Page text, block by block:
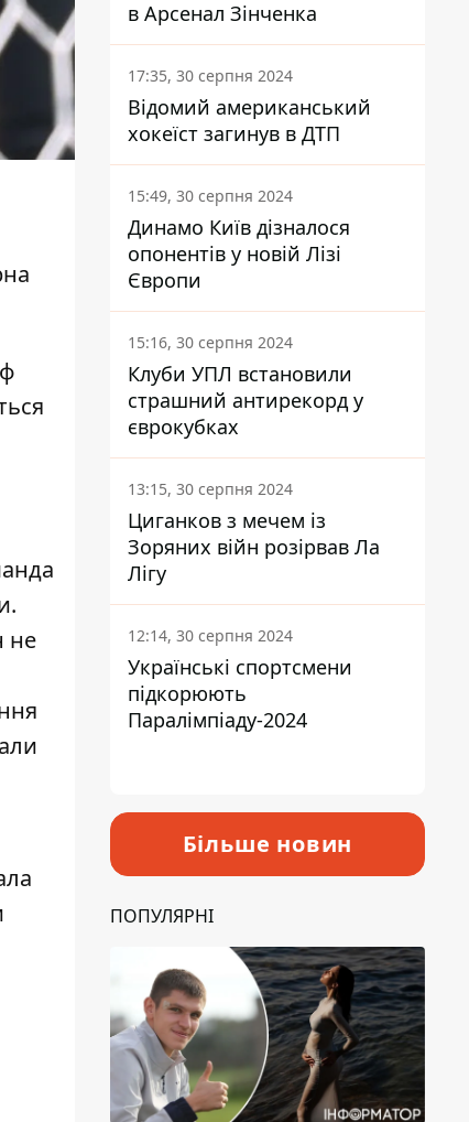
не
в Арсенал Зінченка
17:35, 30 серпня 2024
Відомий американський
хокеїст загинув в ДТП
15:49, 30 серпня 2024
Динамо Київ дізналося
опонентів у новій Лізі
Європи
15:16, 30 серпня 2024
Клуби УПЛ встановили
страшний антирекорд у
єврокубках
13:15, 30 серпня 2024
Циганков з мечем із
Зоряних війн розірвав Ла
Лігу
12:14, 30 серпня 2024
Українські спортсмени
підкорюють
Паралімпіаду-2024
Більше новин
ПОПУЛЯРНІ